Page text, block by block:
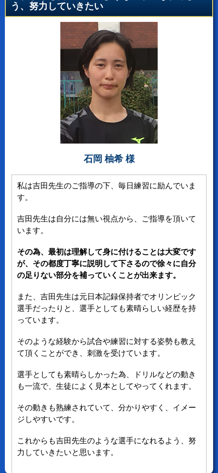
う、努力していきたい
石岡 柚希 様
私は吉田先生のご指導の下、毎日練習に励んでいま
す。
吉田先生は自分には無い視点から、ご指導を頂いて
います。
その為、最初は理解して身に付けることは大変です
が、その都度丁寧に説明して下さるので徐々に自分
の足りない部分を補っていくことが出来ます。
また、吉田先生は元日本記録保持者でオリンピック
選手だったりと、選手としても素晴らしい経歴を持
っています。
そのような経験から試合や練習に対する姿勢も教え
て頂くことができ、刺激を受けています。
選手としても素晴らしかった為、ドリルなどの動き
も一流で、生徒によく見本としてやってくれます。
その動きも熟練されていて、分かりやすく、イメー
ジしやすいです。
これからも吉田先生のような選手になれるよう、努
力していきたいと思います。